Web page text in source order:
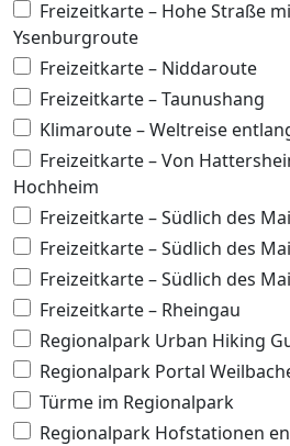
Freizeitkarte – Hohe Straße
Ysenburgroute
Freizeitkarte – Niddaroute
Freizeitkarte – Taunushang
Klimaroute – Weltreise
Freizeitkarte – Von
Hochheim
Freizeitkarte – Südlich des
Freizeitkarte – Südlich des
Freizeitkarte – Südlich des
Freizeitkarte – Rheingau
Regionalpark Urban Hiking
Regionalpark Portal
Türme im Regionalpark
Regionalpark Hofstationen